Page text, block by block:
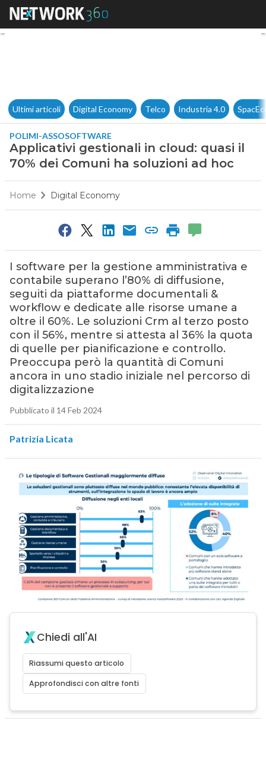
Applicativi gestionali in
Ultimi articoli Digital Economy Telco Industria 4.0
POLIMI-ASSOSOFTWARE
Applicativi gestionali in cloud: quasi il
70% dei Comuni ha soluzioni ad hoc
Home Digital Economy
I software per la gestione amministrativa e
contabile superano l’80% di diffusione,
seguiti da piattaforme documentali &
workflow e dedicate alle risorse umane a
oltre il 60%. Le soluzioni Crm al terzo posto
con il 56%, mentre si attesta al 36% la quota
di quelle per pianificazione e controllo.
Preoccupa però la quantità di Comuni
ancora in uno stadio iniziale nel percorso di
digitalizzazione
Pubblicato il 14 Feb 2024
Patrizia Licata
Chiedi all'AI
Riassumi questo articolo
Approfondisci con altre fonti